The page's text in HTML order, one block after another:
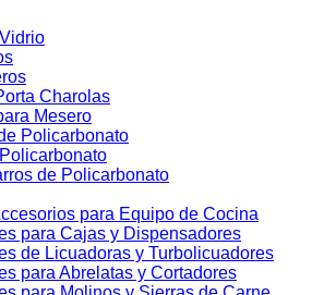
Charolas
Mesero
Policarbonato
de Policarbonato
para Equipo de Cocina
para Cajas y Dispensadores
de Licuadoras y Turbolicuadores
para Abrelatas y Cortadores